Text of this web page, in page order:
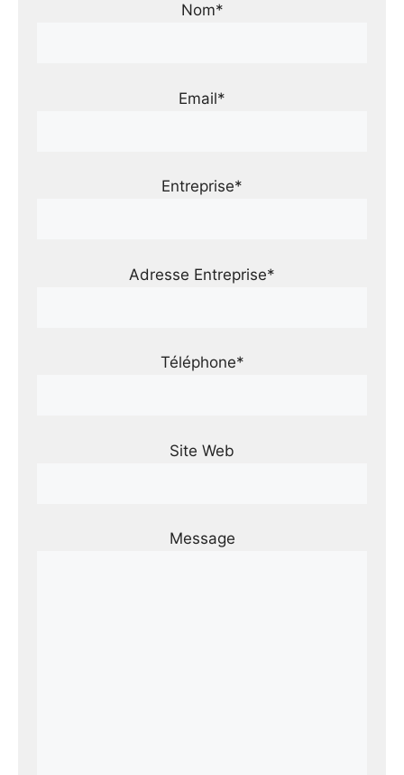
Nom*
Email*
Entreprise*
Adresse Entreprise*
Téléphone*
Site Web
Message